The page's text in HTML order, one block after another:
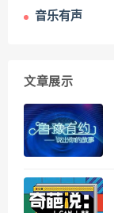
音乐有声
文章展示